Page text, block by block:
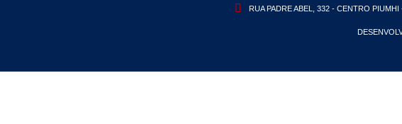
RUA PADRE ABEL, 332 - CENTRO